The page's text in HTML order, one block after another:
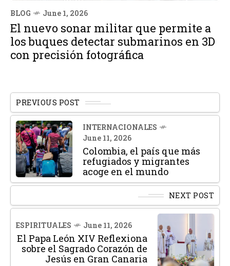
BLOG June 1, 2026
El nuevo sonar militar que permite a
los buques detectar submarinos en 3D
con precisión fotográfica
PREVIOUS POST
INTERNACIONALES
June 11, 2026
Colombia, el país que más
refugiados y migrantes
acoge en el mundo
NEXT POST
ESPIRITUALES June 11, 2026
El Papa León XIV Reflexiona
sobre el Sagrado Corazón de
Jesús en Gran Canaria